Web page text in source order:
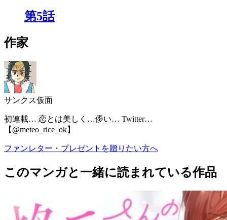
第5話
作家
サンクス仮面
初連載… 恋とは美しく…儚い… Twitter…
【@meteo_rice_ok】
ファンレター・プレゼントを贈りたい方へ
このマンガと一緒に読まれている作品